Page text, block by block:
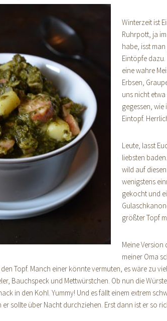
Winterzeit ist
Ruhrpott, ja
habe, isst
Eintöpfe
eine wahre
Erbsen,
uns nicht
gegessen,
Eintopf.
Leute, lasst
liebsten
wild auf
wenigstens
gekocht und
größter Topf
Meine Version
meiner Oma
den Topf. Manch einer könnte vermuten, es wäre zu
Bauchspeck und Mettwürstchen. Ob nun die
in den Kohl. Yummy! Und es fällt einem extrem
er sollte über Nacht durchziehen. Erst dann ist er so